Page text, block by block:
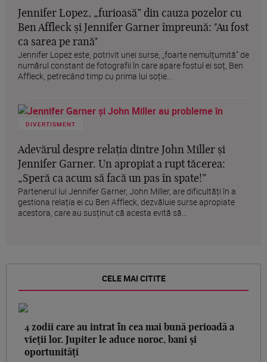
Jennifer Lopez, „furioasă” din cauza pozelor cu
Ben Affleck și Jennifer Garner împreună: "Au fost
ca sarea pe rană"
Jennifer Lopez este, potrivit unei surse, „foarte nemulțumită” de
numărul constant de fotografii în care apare fostul ei soț, Ben
Affleck, petrecând timp cu prima lui soție...
DIVERTISMENT
Adevărul despre relația dintre John Miller și
Jennifer Garner. Un apropiat a rupt tăcerea:
„Speră ca acum să facă un pas în spate!”
Partenerul lui Jennifer Garner, John Miller, are dificultăți în a
gestiona relația ei cu Ben Affleck, dezvăluie surse apropiate
acestora, care au susținut că acesta evită să...
CELE MAI CITITE
4 zodii care au intrat în cea mai bună perioadă a
vieții lor. Jupiter le aduce noroc, bani și
oportunități